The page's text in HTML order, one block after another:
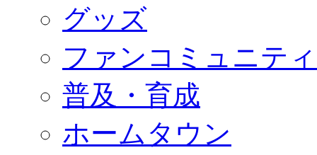
オンラインストア
ACADEMY
アカデミーについて
プロジェクト
コーチ&スタッフ
ジュニア
ジュニアユース
ユース
練習拠点（ナラディーア）
SCHOOL
グッズ
ファンコミュニティ
普及・育成
ホームタウン